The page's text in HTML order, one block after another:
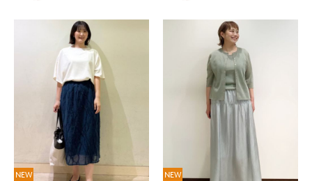
NEW NEW